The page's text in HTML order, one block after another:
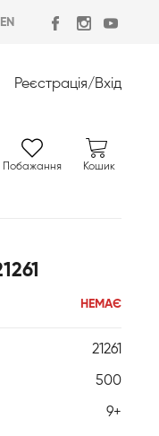
EN
Реєстрація/Вхід
Побажання Кошик
НЕМАЄ
21261
500
9+